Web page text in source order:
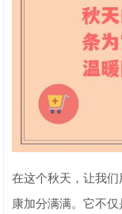
在这个秋天，让我
康加分满满。它不